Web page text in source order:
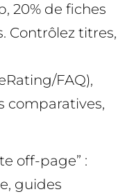
20% de fiches
Contrôlez titres,
FAQ),
comparatives,
off-page” :
guides